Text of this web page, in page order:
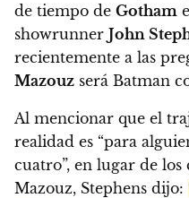
de tiempo de Gotham
showrunner John
recientemente a las
Mazouz será Batman
Al mencionar que el
realidad es “para
cuatro”, en lugar de los
Mazouz, Stephens dijo: